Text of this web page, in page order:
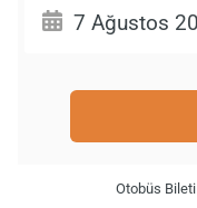
Otobüs Bileti